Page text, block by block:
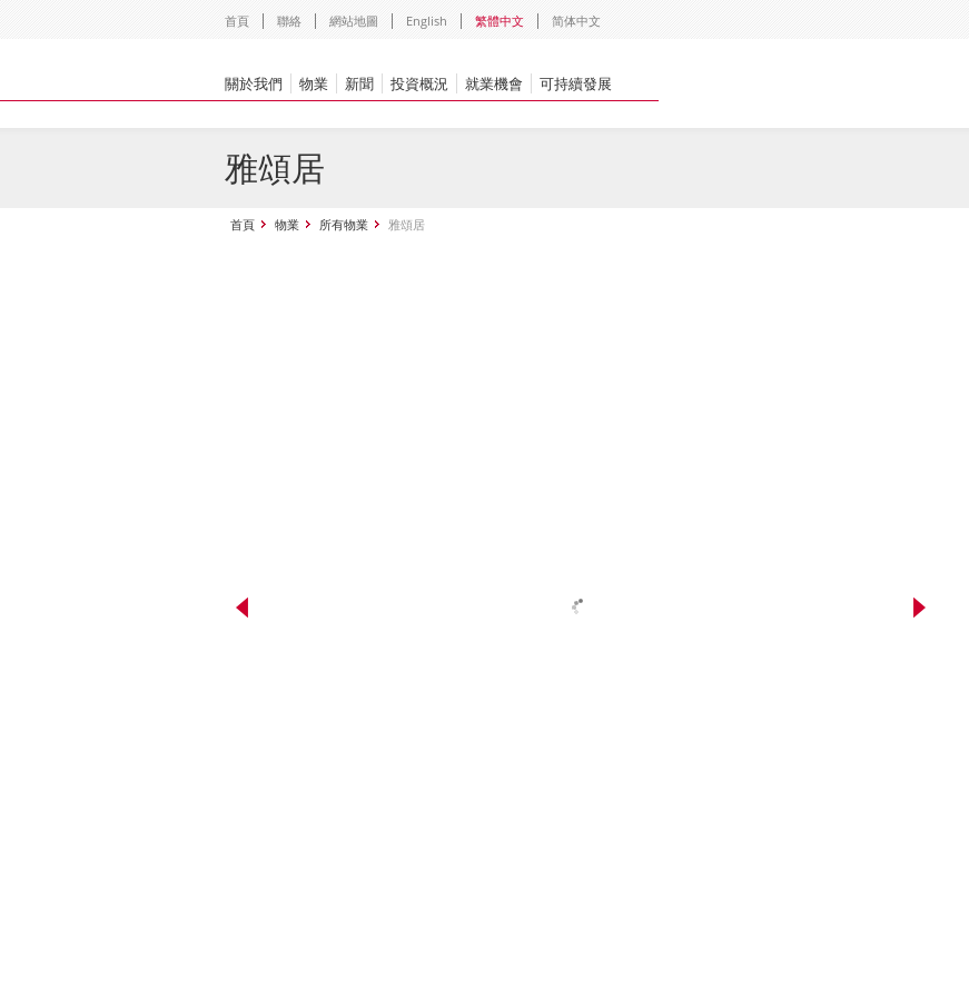
首頁 聯絡 網站地圖 English 繁體中文 简体中文
關於我們 物業 新聞 投資概況 就業機會 可持續發展
雅頌居
首頁 物業 所有物業 雅頌居